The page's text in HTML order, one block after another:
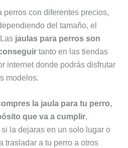
perros con diferentes precios,
del tamaño, el
jaulas para perros son
tanto en las tiendas
internet donde podrás disfrutar
modelos.
la jaula para tu perro,
que va a cumplir,
la dejaras en un solo lugar o
trasladar a tu perro a otros